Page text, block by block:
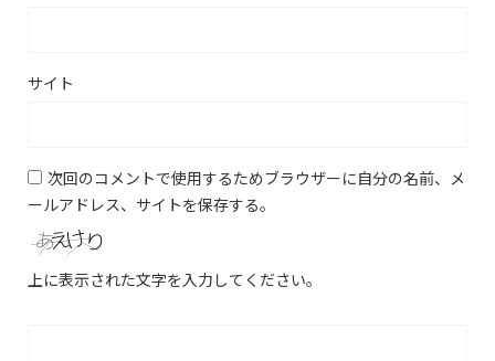
サイト
次回のコメントで使用するためブラウザーに自分の名前、メ
ールアドレス、サイトを保存する。
上に表示された文字を入力してください。